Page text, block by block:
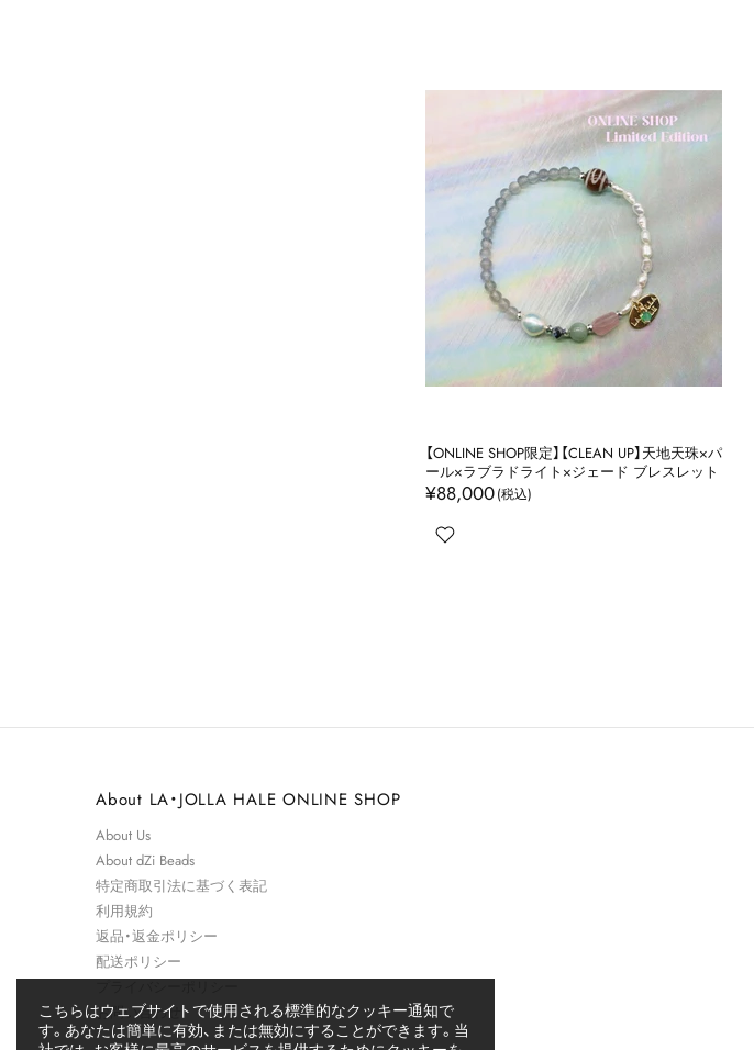
【ONLINE SHOP限定】【CLEAN UP】天地天珠×パ
ール×ラブラドライト×ジェード ブレスレット
¥88,000
About LA・JOLLA HALE ONLINE SHOP
About Us
About dZi Beads
特定商取引法に​基づく​表記
利用規約
返品・返金ポリシー
配送ポリシー
お問い合わせ
こちらはウェブサイトで使用される標準的なクッキー通知で
す。あなたは簡単に有効、または無効にすることができます。当